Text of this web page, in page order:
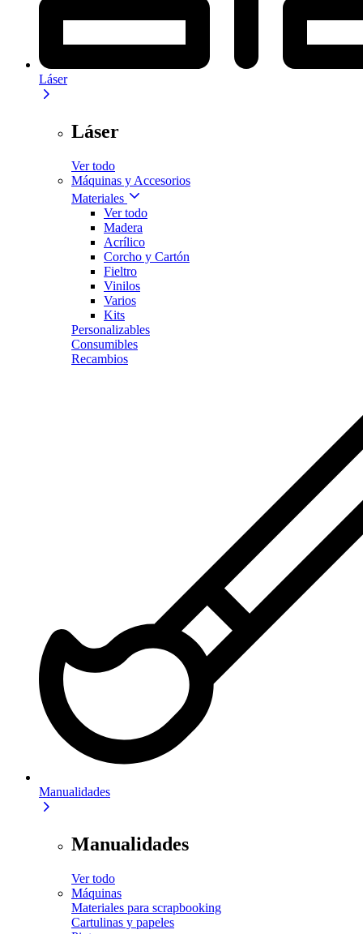
Láser
Láser
Ver todo
Máquinas y Accesorios
Materiales
Ver todo
Madera
Acrílico
Corcho y Cartón
Fieltro
Vinilos
Varios
Kits
Personalizables
Consumibles
Recambios
Manualidades
Manualidades
Ver todo
Máquinas
Materiales para scrapbooking
Cartulinas y papeles